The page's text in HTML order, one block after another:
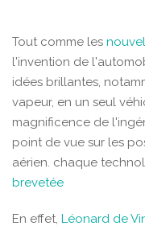
Tout comme les
l'invention de
idées brillantes,
vapeur, en un seul
magnificence de
point de vue sur les
aérien. chaque
brevetée
En effet, Léonard de